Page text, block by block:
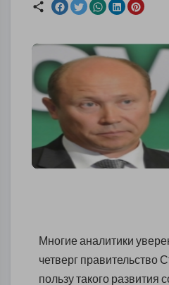
Многие аналитики
четверг правительство
пользу такого развития